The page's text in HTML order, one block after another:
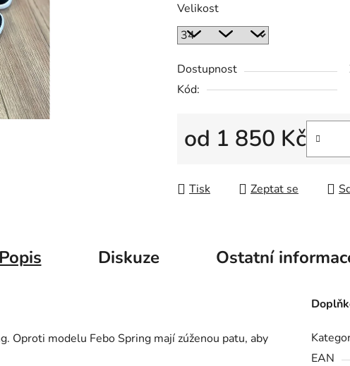
Velikost
Dostupnost
Kód:
od 1 850 Kč
Tisk Zeptat se
Popis Diskuze Ostatní
Oproti modelu Febo Spring mají zúženou patu, aby
EAN